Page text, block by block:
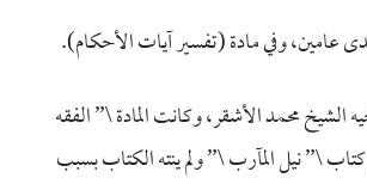
عامين، وفي مادة (تفسير آيات الأحكام).
محمد الأشقر، وكانت المادة \” الفقه
\” نيل المآرب \” ولم ينته الكتاب بسبب